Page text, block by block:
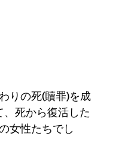
りの死(贖罪)を成
、死から復活した
女性たちでし